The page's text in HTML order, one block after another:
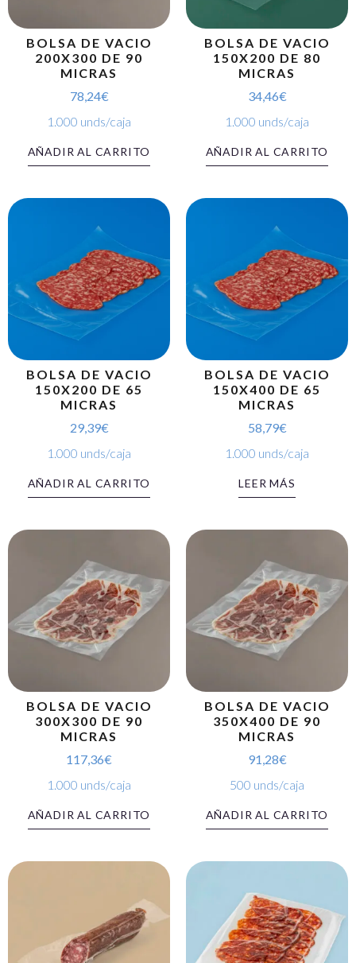
BOLSA DE VACIO
200X300 DE 90
MICRAS
78,24€
1.000 unds/caja
AÑADIR AL CARRITO
BOLSA DE VACIO
150X200 DE 80
MICRAS
34,46€
1.000 unds/caja
AÑADIR AL CARRITO
BOLSA DE VACIO
150X200 DE 65
MICRAS
29,39€
1.000 unds/caja
AÑADIR AL CARRITO
BOLSA DE VACIO
150X400 DE 65
MICRAS
58,79€
1.000 unds/caja
LEER MÁS
BOLSA DE VACIO
300X300 DE 90
MICRAS
117,36€
1.000 unds/caja
AÑADIR AL CARRITO
BOLSA DE VACIO
350X400 DE 90
MICRAS
91,28€
500 unds/caja
AÑADIR AL CARRITO